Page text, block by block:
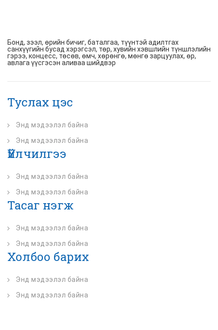
Бонд, зээл, өрийн бичиг, баталгаа, түүнтэй адилтгах
санхүүгийн бусад хэрэгсэл, төр, хувийн хэвшлийн түншлэлийн
гэрээ, концесс, төсөв, өмч, хөрөнгө, мөнгө зарцуулах, өр,
авлага үүсгэсэн аливаа шийдвэр
Туслах цэс
Энд мэдээлэл байна
Энд мэдээлэл байна
Үйлчилгээ
Энд мэдээлэл байна
Энд мэдээлэл байна
Тасаг нэгж
Энд мэдээлэл байна
Энд мэдээлэл байна
Холбоо барих
Энд мэдээлэл байна
Энд мэдээлэл байна